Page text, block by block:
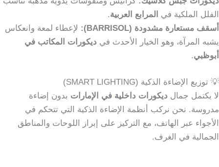
الفلل الملكية في المرابع العربية.
أسقف مستعارة مشدودة (BARRISOL):
لإعطاء لمعة وانعكاس
يشبه المرآة، وهو الخيار الأحدث في ديكورات المكاتب في
أبوظبي.
💡 توزيع الإضاءة الذكية (SMART LIGHTING)
لا يكتمل جمال ديكورات داخلية في الإمارات بدون إضاءة
مدروسة. نحن نركب أنظمة الإضاءة الذكية التي تتحكم في
الأجواء عبر الهاتف، مع التركيز على إبراز اللوحات والمناطق
الجمالية في الغرف.